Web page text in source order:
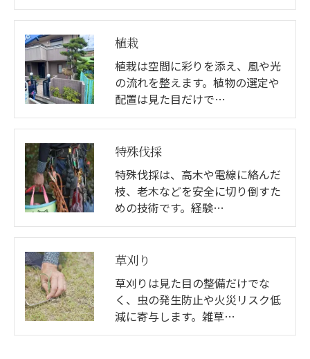
植栽
植栽は空間に彩りを添え、風や光
の流れを整えます。植物の選定や
配置は見た目だけで…
特殊伐採
特殊伐採は、高木や電線に絡んだ
枝、老木などを安全に切り倒すた
めの技術です。経験…
草刈り
草刈りは見た目の整備だけでな
く、虫の発生防止や火災リスク低
減に寄与します。雑草…